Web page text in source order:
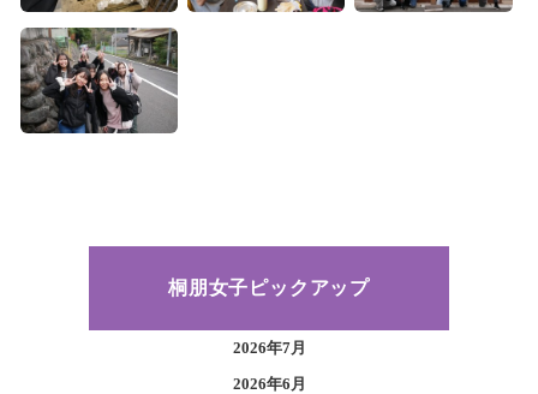
桐朋女子ピックアップ
2026年7月
2026年6月